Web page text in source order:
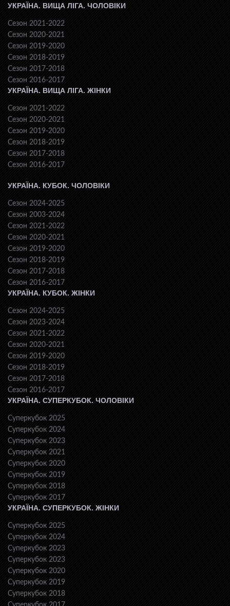
УКРАЇНА. ВИЩА ЛІГА. ЧОЛОВІКИ
Сезон 2021-2022
Сезон 2020-2021
Сезон 2019-2020
Сезон 2018-2019
Сезон 2017-2018
Сезон 2016-2017
УКРАЇНА. ВИЩА ЛІГА. ЖІНКИ
Сезон 2021-2022
Сезон 2020-2021
Сезон 2019-2020
Сезон 2018-2019
Сезон 2017-2018
Сезон 2016-2017
УКРАЇНА. КУБОК. ЧОЛОВІКИ
Сезон 2024-2025
Сезон 2003-2024
Сезон 2021-2022
Сезон 2020-2021
Сезон 2019-2020
Сезон 2018-2019
Сезон 2017-2018
Сезон 2016-2017
УКРАЇНА. КУБОК. ЖІНКИ
Сезон 2024-2025
Сезон 2023-2024
Сезон 2021-2022
Сезон 2020-2021
Сезон 2019-2020
Сезон 2018-2019
Сезон 2017-2018
Сезон 2016-2017
УКРАЇНА. СУПЕРКУБОК. ЧОЛОВІКИ
Суперкубок 2025
Суперкубок 2024
Суперкубок 2023
Суперкубок 2021
Суперкубок 2020
Суперкубок 2019
Суперкубок 2018
Суперкубок 2017
УКРАЇНА. СУПЕРКУБОК. ЖІНКИ
Суперкубок 2025
Суперкубок 2024
Суперкубок 2023
Суперкубок 2023
Суперкубок 2020
Суперкубок 2019
Суперкубок 2018